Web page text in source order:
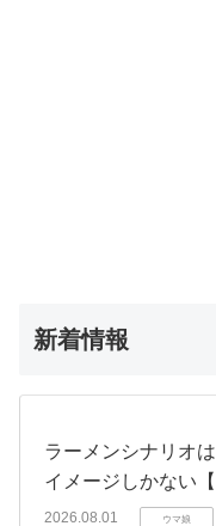
新着情報
ラーメンシナリオ
イメージしかない【
2026.08.01 ウマ娘